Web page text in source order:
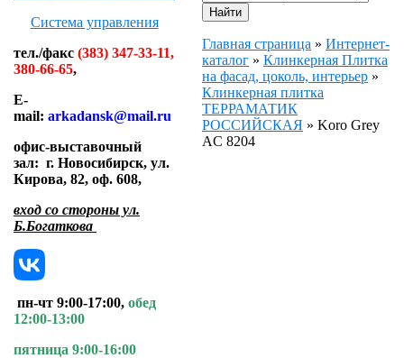
Система управления
тел./факс (383) 347-33-11,
380-66-65,
E-
mail: arkadansk@mail.ru
офис-выставочный
зал: г. Новосибирск, ул.
Кирова, 82, оф. 608,
вход со стороны ул.
Б.Богаткова
пн-чт 9:00-17:00, обед
12:00-13:00
пятница 9:00-16:00
Главная страница » Интернет-
каталог » Клинкерная Плитка
на фасад, цоколь, интерьер »
Клинкерная плитка
ТЕРРАМАТИК
РОССИЙСКАЯ » Koro Grey
AC 8204